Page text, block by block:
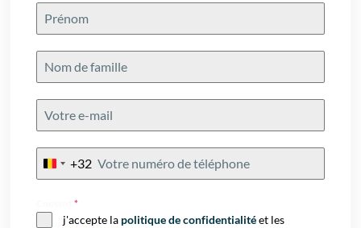
Belgium
+32
Consent*
j'accepte la politique de confidentialitéet les